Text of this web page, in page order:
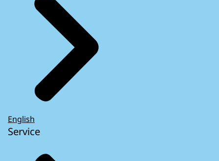
English
Service